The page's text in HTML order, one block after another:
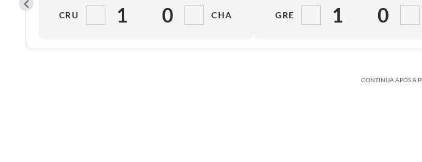
CRU 1 0 CHA GRE 1 0
CONTINUA APÓS A